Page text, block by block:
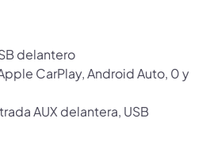
delantero
CarPlay, Android Auto, 0 y
AUX delantera, USB